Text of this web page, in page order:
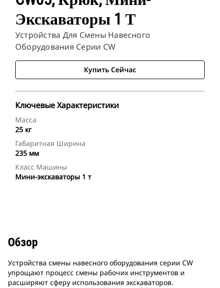
Экскаваторы 1 Т
Устройства Для Смены Навесного
Оборудования Серии CW
Купить Сейчас
Ключевые Характеристики
Масса
25 кг
Габаритная Ширина
235 мм
Класс Машины
Мини-экскаваторы 1 т
Обзор
Устройства смены навесного оборудования серии CW
упрощают процесс смены рабочих инструментов и
расширяют сферу использования экскаваторов.